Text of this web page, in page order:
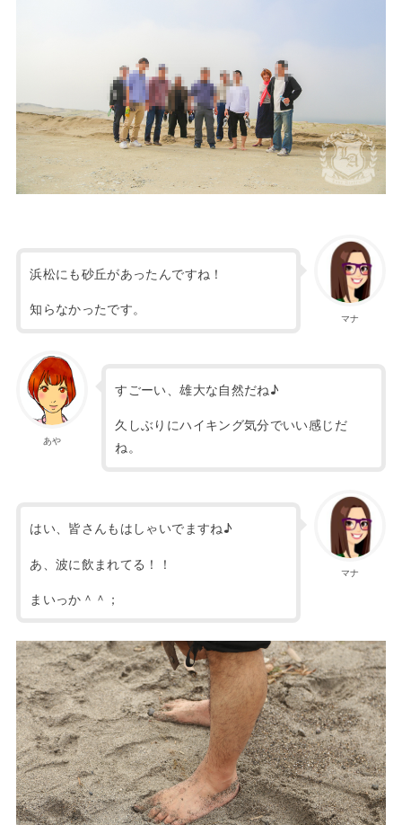
マナ
浜松にも砂丘があったんですね！
知らなかったです。
あや
すごーい、雄大な自然だね♪
久しぶりにハイキング気分でいい感じだ
ね。
マナ
はい、皆さんもはしゃいでますね♪
あ、波に飲まれてる！！
まいっか＾＾；